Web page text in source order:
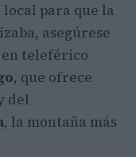
para que la
asegúrese
teleférico
, que ofrece
del
, la montaña más